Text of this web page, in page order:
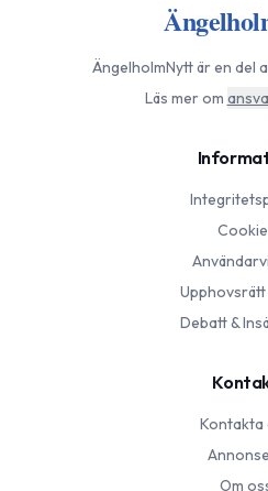
ÄngelholmNyttär en del
Läs mer om
Upphovsrätt
Debatt &
Kontakta
Om